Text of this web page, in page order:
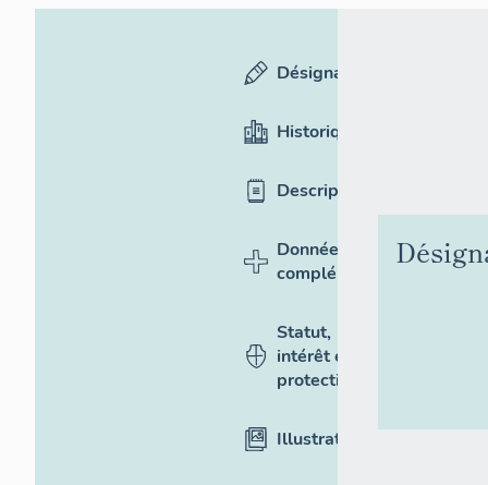
Désignation
Historique
Description
Données
complémentaires
Statut,
intérêt et
protection
Illustrations